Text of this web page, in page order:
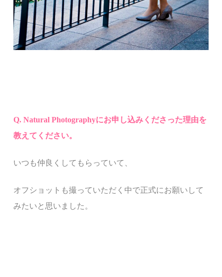
Q. Natural Photographyにお申し込みくださった理由を
教えてください。
いつも仲良くしてもらっていて、
オフショットも撮っていただく中で正式にお願いして
みたいと思いました。